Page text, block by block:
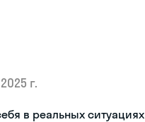
2025 г.
в реальных ситуациях